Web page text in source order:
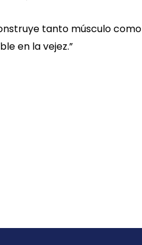
tanto músculo como
en la vejez.”